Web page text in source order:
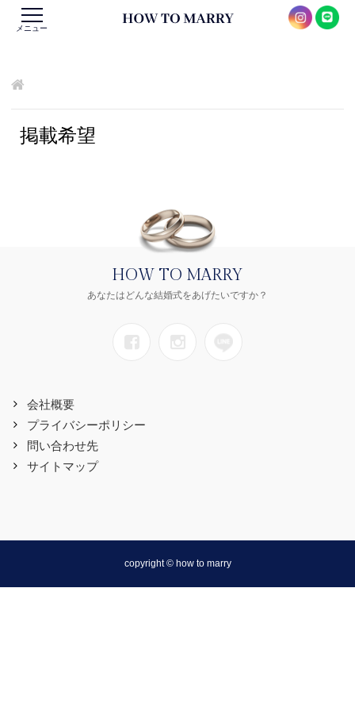
メニュー
掲載希望
HOW TO MARRY
あなたはどんな結婚式をあげたいですか？
会社概要
プライバシーポリシー
問い合わせ先
サイトマップ
copyright © how to marry